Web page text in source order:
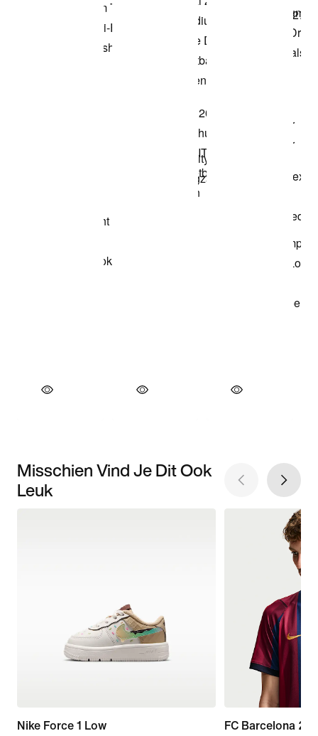
Misschien Vind Je Dit Ook
Leuk
Nike Force 1 Low
FC Barcelona